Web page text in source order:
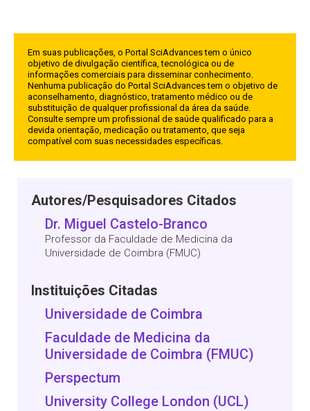
Em suas publicações, o Portal SciAdvances tem o único
objetivo de divulgação científica, tecnológica ou de
informações comerciais para disseminar conhecimento.
Nenhuma publicação do Portal SciAdvances tem o objetivo de
aconselhamento, diagnóstico, tratamento médico ou de
substituição de qualquer profissional da área da saúde.
Consulte sempre um profissional de saúde qualificado para a
devida orientação, medicação ou tratamento, que seja
compatível com suas necessidades específicas.
Autores/Pesquisadores Citados
Dr. Miguel Castelo-Branco
Professor da Faculdade de Medicina da
Universidade de Coimbra (FMUC)
Instituições Citadas
Universidade de Coimbra
Faculdade de Medicina da
Universidade de Coimbra (FMUC)
Perspectum
University College London (UCL)